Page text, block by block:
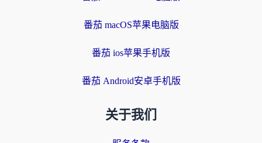
番茄 macOS苹果电脑版
番茄 ios苹果手机版
番茄 Android安卓手机版
关于我们